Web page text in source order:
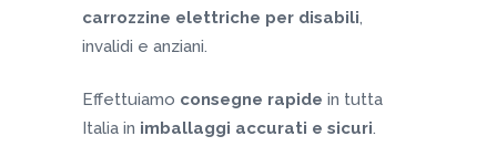
carrozzine elettriche per disabili,
invalidi e anziani.
Effettuiamo consegne rapide in tutta
Italia in imballaggi accurati e sicuri.